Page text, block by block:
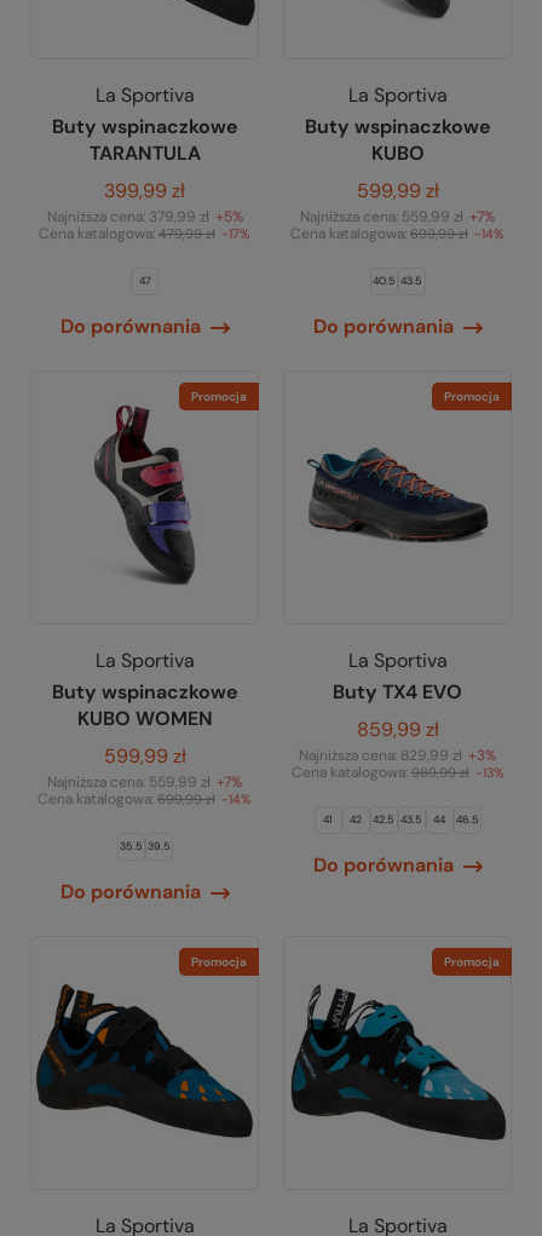
La Sportiva
Buty wspinaczkowe
TARANTULA
399,99 zł
Najniższa cena: 379,99 zł +5%
Cena katalogowa: 479,99 zł -17%
47
Do porównania
La Sportiva
Buty wspinaczkowe
KUBO
599,99 zł
Najniższa cena: 559,99 zł +7%
Cena katalogowa: 699,99 zł -14%
40.5 43.5
Do porównania
Promocja
La Sportiva
Buty wspinaczkowe
KUBO WOMEN
599,99 zł
Najniższa cena: 559,99 zł +7%
Cena katalogowa: 699,99 zł -14%
35.5 39.5
Do porównania
Promocja
La Sportiva
Buty TX4 EVO
859,99 zł
Najniższa cena: 829,99 zł +3%
Cena katalogowa:989,99 zł -13%
41 42 42.5 43.5 44 46.5
Do porównania
Promocja
La Sportiva
Promocja
La Sportiva